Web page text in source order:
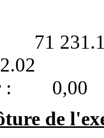
: 0,00
de